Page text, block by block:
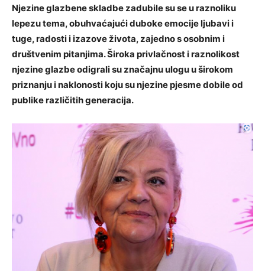
Njezine glazbene skladbe zadubile su se u raznoliku
lepezu tema, obuhvaćajući duboke emocije ljubavi i
tuge, radosti i izazove života, zajedno s osobnim i
društvenim pitanjima. Široka privlačnost i raznolikost
njezine glazbe odigrali su značajnu ulogu u širokom
priznanju i naklonosti koju su njezine pjesme dobile od
publike različitih generacija.